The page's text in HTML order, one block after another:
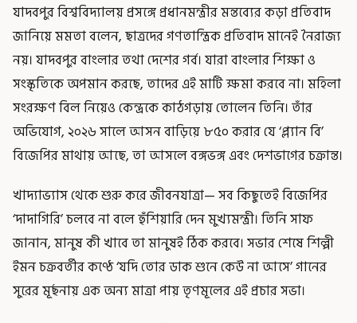
যাদবপুর বিশ্ববিদ্যালয় প্রসঙ্গে প্রধানমন্ত্রীর মন্তব্যের কড়া প্রতিবাদ
জানিয়ে মমতা বলেন, ছাত্রদের গণতান্ত্রিক প্রতিবাদ মানেই নৈরাজ্য
নয়। যাদবপুর বাংলার তথা দেশের গর্ব। যারা বাংলার শিক্ষা ও
সংস্কৃতিকে অপমান করছে, তাদের এই মাটি ক্ষমা করবে না। মহিলা
সংরক্ষণ বিল নিয়েও কেন্দ্রকে কাঠগড়ায় তোলেন তিনি। তাঁর
অভিযোগ, ২০২৬ সালে আসন বাড়িয়ে ৮৫০ করার যে ‘প্ল্যান বি’
বিজেপির মাথায় আছে, তা আসলে বঙ্গভঙ্গ এবং দেশভাগের চক্রান্ত।
খাদ্যাভ্যাস থেকে শুরু করে জীবনযাত্রা— সব কিছুতেই বিজেপির
‘দাদাগিরি’ চলবে না বলে হুঁশিয়ারি দেন মুখ্যমন্ত্রী। তিনি সাফ
জানান, মানুষ কী খাবে তা মানুষই ঠিক করবে। সভার শেষে শিল্পী
ইমন চক্রবর্তীর কণ্ঠে ‘যদি তোর ডাক শুনে কেউ না আসে’ গানের
সুরের মূর্ছনায় এক অন্য মাত্রা পায় তৃণমূলের এই প্রচার সভা।